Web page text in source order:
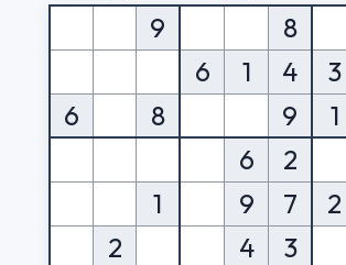
9
8
6
1 4 3
6
8 9 1
6
2
1
9 7 2
2
4 3